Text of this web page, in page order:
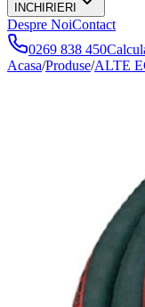
INCHIRIERI
Despre NoiContact
0269 838 450
Acasa/Produse/ALTE